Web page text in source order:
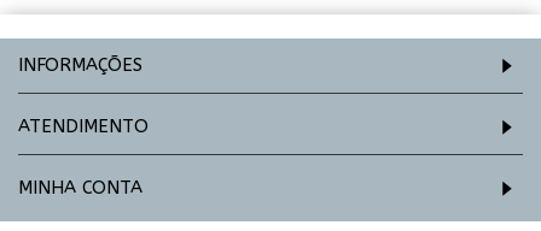
INFORMAÇÕES
ATENDIMENTO
MINHA CONTA